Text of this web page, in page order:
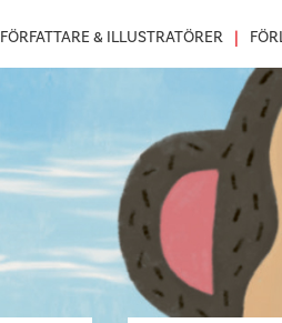
FÖRFATTARE & ILLUSTRATÖRER